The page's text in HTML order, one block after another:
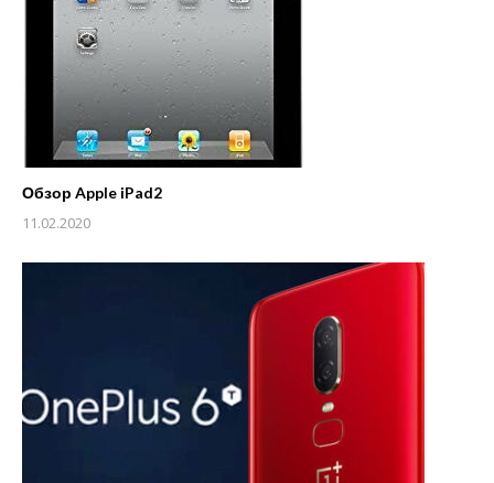
Обзор Apple iPad2
11.02.2020